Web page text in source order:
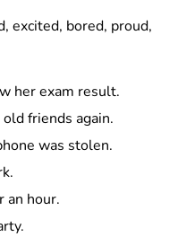
excited, bored, proud,
her exam result.
friends again.
was stolen.
an hour.